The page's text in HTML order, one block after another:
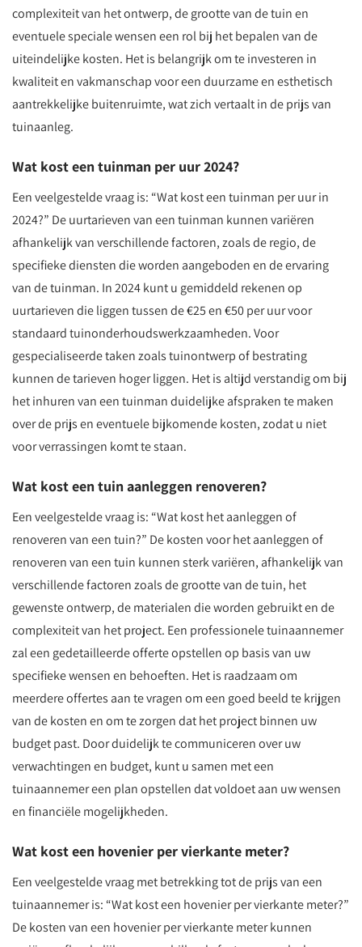
complexiteit van het ontwerp, de grootte van de tuin en
eventuele speciale wensen een rol bij het bepalen van de
uiteindelijke kosten. Het is belangrijk om te investeren in
kwaliteit en vakmanschap voor een duurzame en esthetisch
aantrekkelijke buitenruimte, wat zich vertaalt in de prijs van
tuinaanleg.
Wat kost een tuinman per uur 2024?
Een veelgestelde vraag is: “Wat kost een tuinman per uur in
2024?” De uurtarieven van een tuinman kunnen variëren
afhankelijk van verschillende factoren, zoals de regio, de
specifieke diensten die worden aangeboden en de ervaring
van de tuinman. In 2024 kunt u gemiddeld rekenen op
uurtarieven die liggen tussen de €25 en €50 per uur voor
standaard tuinonderhoudswerkzaamheden. Voor
gespecialiseerde taken zoals tuinontwerp of bestrating
kunnen de tarieven hoger liggen. Het is altijd verstandig om bij
het inhuren van een tuinman duidelijke afspraken te maken
over de prijs en eventuele bijkomende kosten, zodat u niet
voor verrassingen komt te staan.
Wat kost een tuin aanleggen renoveren?
Een veelgestelde vraag is: “Wat kost het aanleggen of
renoveren van een tuin?” De kosten voor het aanleggen of
renoveren van een tuin kunnen sterk variëren, afhankelijk van
verschillende factoren zoals de grootte van de tuin, het
gewenste ontwerp, de materialen die worden gebruikt en de
complexiteit van het project. Een professionele tuinaannemer
zal een gedetailleerde offerte opstellen op basis van uw
specifieke wensen en behoeften. Het is raadzaam om
meerdere offertes aan te vragen om een goed beeld te krijgen
van de kosten en om te zorgen dat het project binnen uw
budget past. Door duidelijk te communiceren over uw
verwachtingen en budget, kunt u samen met een
tuinaannemer een plan opstellen dat voldoet aan uw wensen
en financiële mogelijkheden.
Wat kost een hovenier per vierkante meter?
Een veelgestelde vraag met betrekking tot de prijs van een
tuinaannemer is: “Wat kost een hovenier per vierkante meter?”
De kosten van een hovenier per vierkante meter kunnen